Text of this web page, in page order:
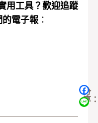
用工具？歡迎追蹤
的電子報 ：
分
享